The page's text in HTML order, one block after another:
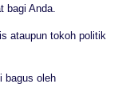
bagi Anda.
ataupun tokoh politik
bagus oleh